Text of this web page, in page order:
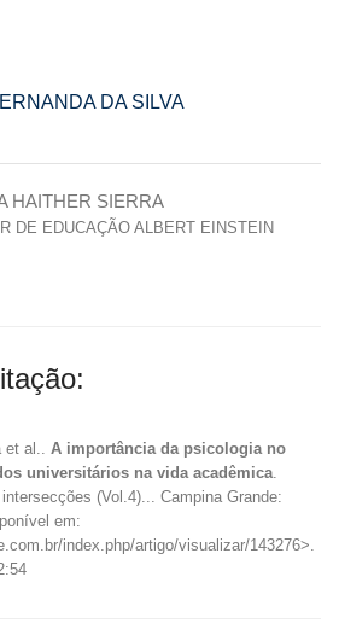
DA SILVA
HAITHER SIERRA
DE EDUCAÇÃO ALBERT EINSTEIN
et al.. A importância da psicologia no
universitários na vida acadêmica
(Vol.4)... Campina Grande:
em:
index.php/artigo/visualizar/143276>.